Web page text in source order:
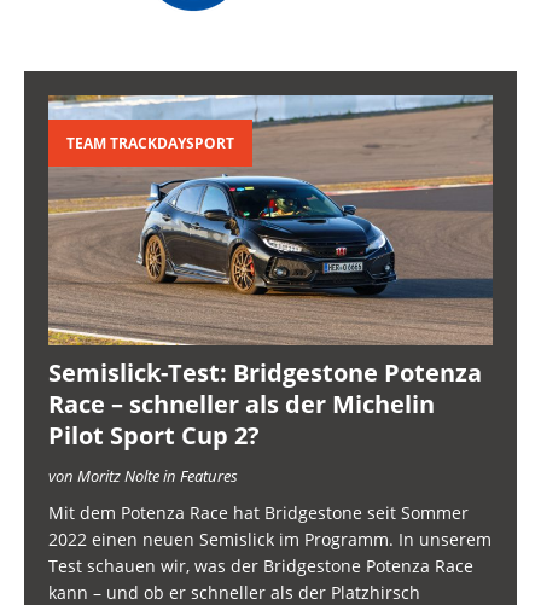
TEAM TRACKDAYSPORT
Semislick-Test: Bridgestone Potenza
Race – schneller als der Michelin
Pilot Sport Cup 2?
von Moritz Nolte in Features
Mit dem Potenza Race hat Bridgestone seit Sommer
2022 einen neuen Semislick im Programm. In unserem
Test schauen wir, was der Bridgestone Potenza Race
kann – und ob er schneller als der Platzhirsch